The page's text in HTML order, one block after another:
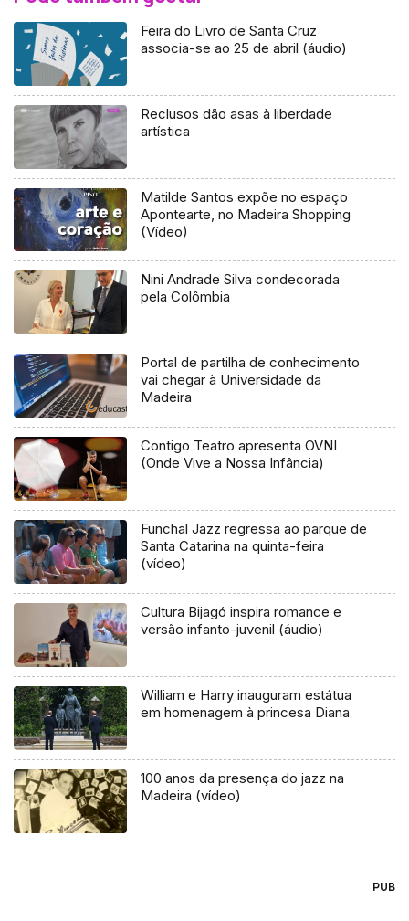
Feira do Livro de Santa Cruz
associa-se ao 25 de abril (áudio)
Reclusos dão asas à liberdade
artística
Matilde Santos expõe no espaço
Apontearte, no Madeira Shopping
(Vídeo)
Nini Andrade Silva condecorada
pela Colômbia
Portal de partilha de conhecimento
vai chegar à Universidade da
Madeira
Contigo Teatro apresenta OVNI
(Onde Vive a Nossa Infância)
Funchal Jazz regressa ao parque de
Santa Catarina na quinta-feira
(vídeo)
Cultura Bijagó inspira romance e
versão infanto-juvenil (áudio)
William e Harry inauguram estátua
em homenagem à princesa Diana
100 anos da presença do jazz na
Madeira (vídeo)
PUB